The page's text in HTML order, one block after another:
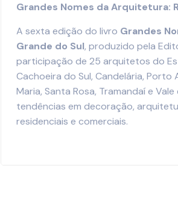
Grandes Nomes da Arquitetura:
A sexta edição do livro Grandes
Grande do Sul, produzido pela
participação de 25 arquitetos do
Cachoeira do Sul, Candelária, Porto
Maria, Santa Rosa, Tramandaí e
tendências em decoração,
residenciais e comerciais.